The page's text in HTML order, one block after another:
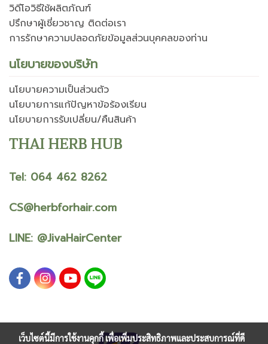
วิดีโอวิธีใช้ผลิตภัณฑ์
ปรึกษาผู้เชี่ยวชาญ ติดต่อเรา
การรักษาความปลอดภัยข้อมูลส่วนบุคคลของท่าน
นโยบายของบริษัท
นโยบายความเป็นส่วนตัว
นโยบายการแก้ปัญหาข้อร้องเรียน
นโยบายการรับเปลี่ยน/คืนสินค้า
THAI HERB HUB
Tel: 064 462 8262
CS@herbforhair.com
LINE: @JivaHairCenter
เว็บไซต์นี้มีการใช้งานคุกกี้ เพื่อเพิ่มประสิทธิภาพและประสบการณ์ที่ดี